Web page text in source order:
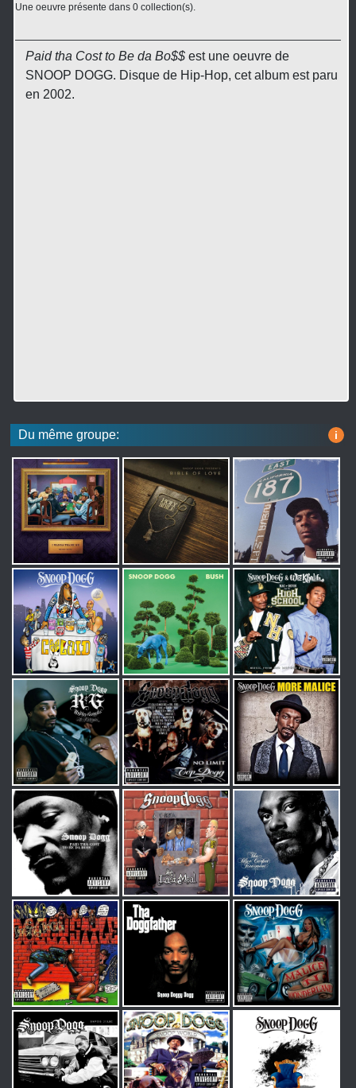
Une oeuvre présente dans 0 collection(s).
Paid tha Cost to Be da Bo$$est une oeuvre de
SNOOP DOGG. Disque de Hip-Hop, cet album est paru
en 2002.
Du même groupe: i